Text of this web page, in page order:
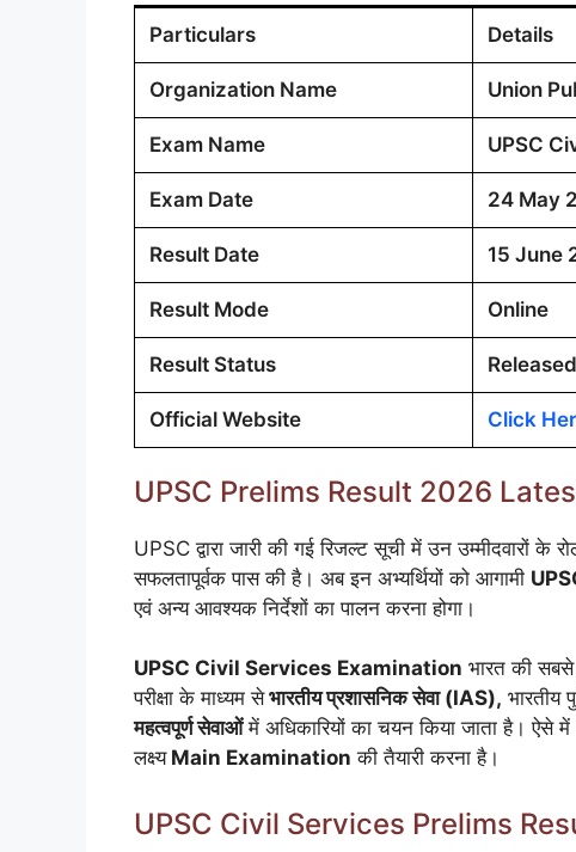
Particulars Details
Organization Name Union
Exam Name UPSC
Exam Date 24 May
Result Date 15 June
Result Mode Online
Result Status Released
Official Website Click
UPSC Prelims Result 2026
UPSC द्वारा जारी की गई रिजल्ट सूची में उन उम्मीदवारों के
सफलतापूर्वक पास की है। अब इन अभ्यर्थियों को आगामी
एवं अन्य आवश्यक निर्देशों का पालन करना होगा।
UPSC Civil Services Examination भारत की सबसे
परीक्षा के माध्यम सेभारतीय प्रशासनिक सेवा (IAS), भारतीय
महत्वपूर्ण सेवाओंमें अधिकारियों का चयन किया जाता है। ऐसे
लक्ष्यMain Examination की तैयारी करना है।
UPSC Civil Services Prelims